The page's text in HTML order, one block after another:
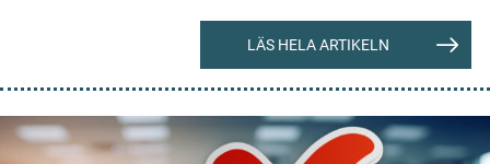
LÄS HELA ARTIKELN